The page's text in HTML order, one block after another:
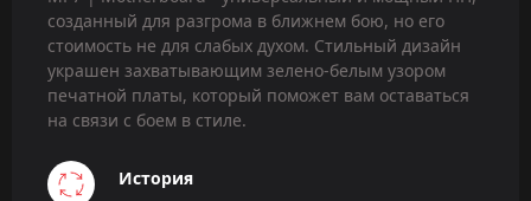
созданный для разгрома в ближнем бою, но его
стоимость не для слабых духом. Стильный дизайн
украшен захватывающим зелено-белым узором
печатной платы, который поможет вам оставаться
на связи с боем в стиле.
История